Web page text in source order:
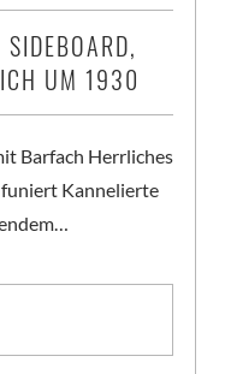
UM 1930
Barfach Herrliches
Kannelierte